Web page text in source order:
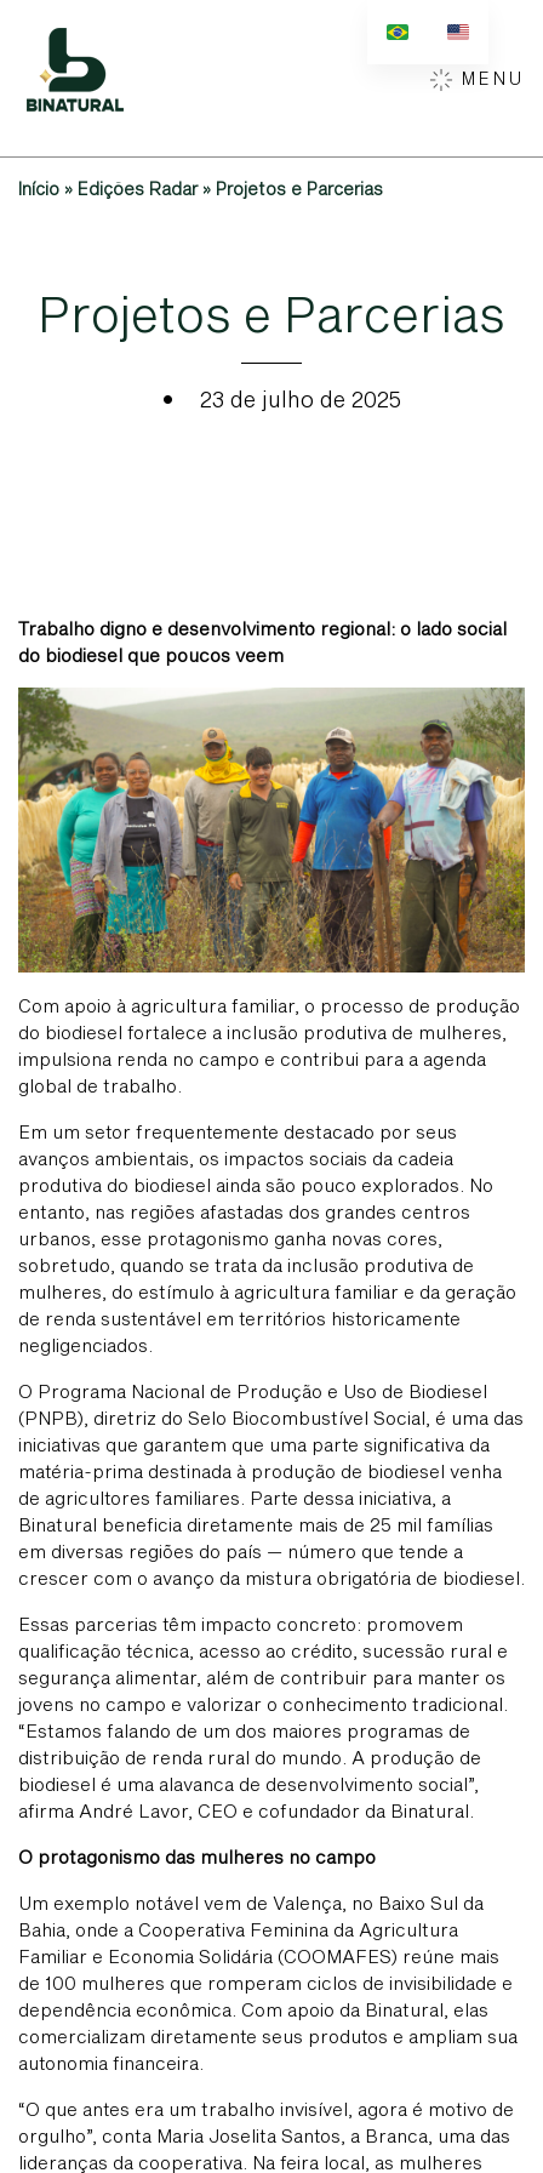
MENU
Início » Edições Radar» Projetos e Parcerias
Projetos e Parcerias
• 23 de julho de 2025
Trabalho digno e desenvolvimento regional: o lado social
do biodiesel que poucos veem
Com apoio à agricultura familiar, o processo de produção
do biodiesel fortalece a inclusão produtiva de mulheres,
impulsiona renda no campo e contribui para a agenda
global de trabalho.
Em um setor frequentemente destacado por seus
avanços ambientais, os impactos sociais da cadeia
produtiva do biodiesel ainda são pouco explorados. No
entanto, nas regiões afastadas dos grandes centros
urbanos, esse protagonismo ganha novas cores,
sobretudo, quando se trata da inclusão produtiva de
mulheres, do estímulo à agricultura familiar e da geração
de renda sustentável em territórios historicamente
negligenciados.
O Programa Nacional de Produção e Uso de Biodiesel
(PNPB), diretriz do Selo Biocombustível Social, é uma das
iniciativas que garantem que uma parte significativa da
matéria-prima destinada à produção de biodiesel venha
de agricultores familiares. Parte dessa iniciativa, a
Binatural beneficia diretamente mais de 25 mil famílias
em diversas regiões do país — número que tende a
crescer com o avanço da mistura obrigatória de biodiesel.
Essas parcerias têm impacto concreto: promovem
qualificação técnica, acesso ao crédito, sucessão rural e
segurança alimentar, além de contribuir para manter os
jovens no campo e valorizar o conhecimento tradicional.
“Estamos falando de um dos maiores programas de
distribuição de renda rural do mundo. A produção de
biodiesel é uma alavanca de desenvolvimento social”,
afirma André Lavor, CEO e cofundador da Binatural.
O protagonismo das mulheres no campo
Um exemplo notável vem de Valença, no Baixo Sul da
Bahia, onde a Cooperativa Feminina da Agricultura
Familiar e Economia Solidária (COOMAFES) reúne mais
de 100 mulheres que romperam ciclos de invisibilidade e
dependência econômica. Com apoio da Binatural, elas
comercializam diretamente seus produtos e ampliam sua
autonomia financeira.
“O que antes era um trabalho invisível, agora é motivo de
orgulho”, conta Maria Joselita Santos, a Branca, uma das
lideranças da cooperativa. Na feira local, as mulheres